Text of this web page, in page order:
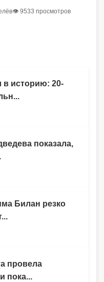
👁 9533 просмотров
в историю: 20-
показала,
Билан резко
провела
пока...